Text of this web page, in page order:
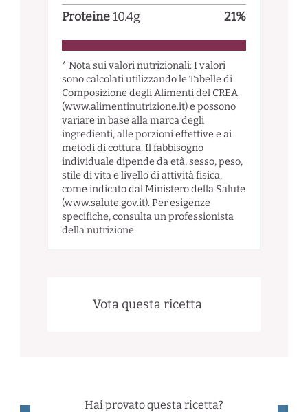
Proteine10.4g 21%
* Nota sui valori nutrizionali: I valori
sono calcolati utilizzando le Tabelle di
Composizione degli Alimenti del CREA
(www.alimentinutrizione.it) e possono
variare in base alla marca degli
ingredienti, alle porzioni effettive e ai
metodi di cottura. Il fabbisogno
individuale dipende da età, sesso, peso,
stile di vita e livello di attività fisica,
come indicato dal Ministero della Salute
(www.salute.gov.it). Per esigenze
specifiche, consulta un professionista
della nutrizione.
Vota questa ricetta
Hai provato questa ricetta?